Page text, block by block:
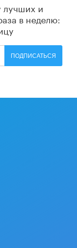
лучших и
в неделю:
ПОДПИСАТЬСЯ